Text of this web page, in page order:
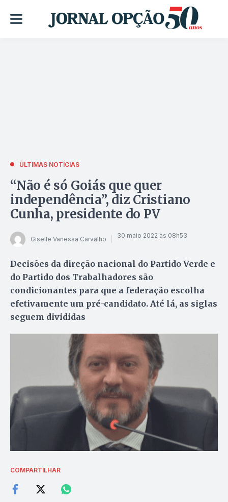
ÚLTIMAS NOTÍCIAS
“Não é só Goiás que quer
independência”, diz Cristiano
Cunha, presidente do PV
Giselle Vanessa Carvalho 30 maio 2022 às 08h53
Decisões da direção nacional do Partido Verde e
do Partido dos Trabalhadores são
condicionantes para que a federação escolha
efetivamente um pré-candidato. Até lá, as siglas
seguem divididas
COMPARTILHAR